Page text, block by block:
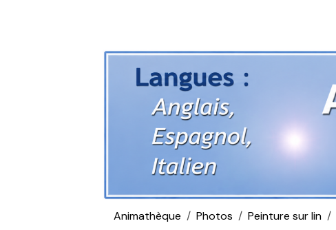
Animathèque Photos Peinture sur lin